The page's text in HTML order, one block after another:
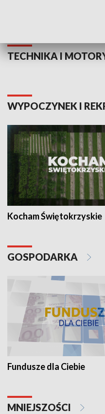
TECHNIKA I
WYPOCZYNEK I
Kocham Świętokrzyskie
GOSPODARKA
Fundusze dla Ciebie
MNIEJSZOŚCI